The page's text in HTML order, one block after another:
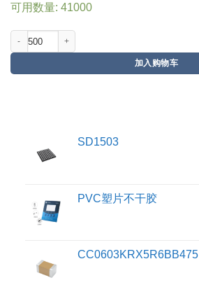
可用数量: 41000
加入购物车
SD1503
PVC塑片不干胶
CC0603KRX5R6BB475